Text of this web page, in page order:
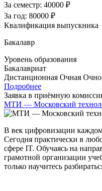
За семестр: 40000 ₽
За год: 80000 ₽
Квалификация выпускника
Бакалавр
Уровень образования
Бакалавриат
Дистанционная Очная
Подробнее
Заявка в приёмную
МТИ — Московский
В век цифровизации
Сегодня практически в
сфере IT. Обучаясь на
грамотной организации
только научитесь